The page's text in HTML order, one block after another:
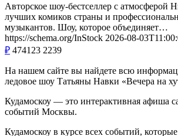
Авторское шоу-бестселлер с атмосферой
лучших комиков страны и
музыкантов. Шоу, которое объединяет…
https://schema.org/InStock 2026-08-
₽ 474123 2239
На нашем сайте вы найдете всю
ледовое шоу Татьяны Навки «Вечера на
Кудамоскоу — это интерактивная афиша
событий Москвы.
Кудамоскоу в курсе всех событий,